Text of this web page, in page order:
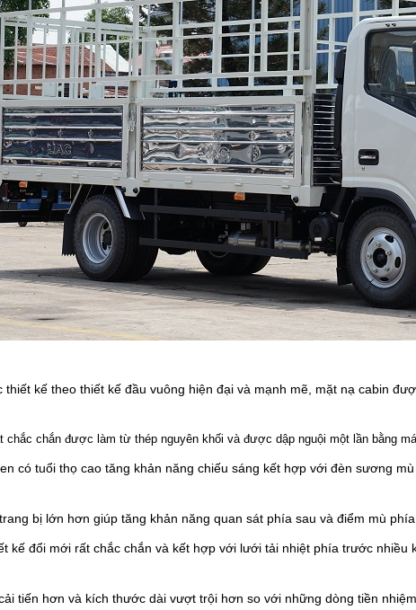
kế theo thiết kế đầu vuông hiện đại và mạnh mẽ, mặt nạ cabin
chắc chắn được làm từ thép nguyên khối và được dập nguội một lần bằng
có tuổi thọ cao tăng khản năng chiếu sáng kết hợp với đèn sương
bị lớn hơn giúp tăng khản năng quan sát phía sau và điểm mù
kế đổi mới rất chắc chắn và kết hợp với lưới tải nhiệt phía trước
tiến hơn và kích thước dài vượt trội hơn so với những dòng tiền